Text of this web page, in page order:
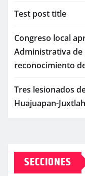
Test post title
Congreso local
Administrativa de
reconocimiento
Tres lesionados
Huajuapan-
SECCIONES